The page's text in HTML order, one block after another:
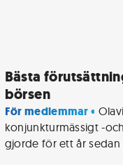
Bästa
börsen
För medlemmar •
konjunkturmässigt -
gjorde för ett år sedan